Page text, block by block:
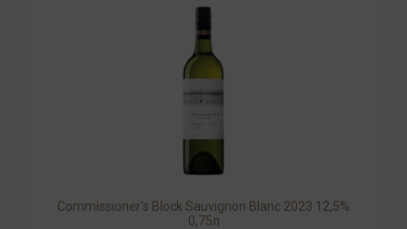
Commissioner's Block Sauvignon Blanc 2023 12,5%
0,75л